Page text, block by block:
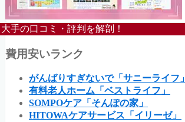
大手の口コミ・評判を解剖！
費用安いランク
がんばりすぎないで「サニーライフ」
有料老人ホーム「ベストライフ」
SOMPOケア「そんぽの家」
HITOWAケアサービス「イリーゼ」